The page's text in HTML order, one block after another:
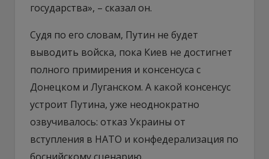
государства», – сказал он.
Судя по его словам, Путин не будет
выводить войска, пока Киев не достигнет
полного примирения и консенсуса с
Донецком и Луганском. А какой консенсус
устроит Путина, уже неоднократно
озвучивалось: отказ Украины от
вступления в НАТО и конфедерализация по
боснийскому сценарию.